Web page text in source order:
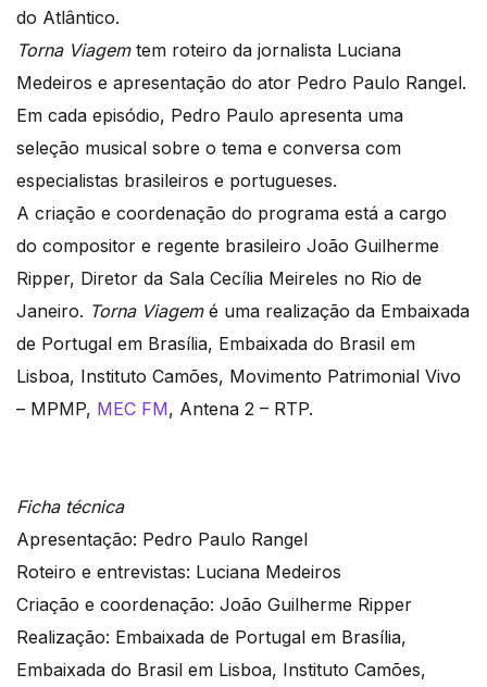
do Atlântico.
Torna Viagemtem roteiro da jornalista Luciana
Medeiros e apresentação do ator Pedro Paulo Rangel.
Em cada episódio, Pedro Paulo apresenta uma
seleção musical sobre o tema e conversa com
especialistas brasileiros e portugueses.
A criação e coordenação do programa está a cargo
do compositor e regente brasileiro João Guilherme
Ripper, Diretor da Sala Cecília Meireles no Rio de
Janeiro. Torna Viagemé uma realização da Embaixada
de Portugal em Brasília, Embaixada do Brasil em
Lisboa, Instituto Camões, Movimento Patrimonial Vivo
– MPMP, MEC FM, Antena 2 – RTP.
Ficha técnica
Apresentação: Pedro Paulo Rangel
Roteiro e entrevistas: Luciana Medeiros
Criação e coordenação: João Guilherme Ripper
Realização: Embaixada de Portugal em Brasília,
Embaixada do Brasil em Lisboa, Instituto Camões,